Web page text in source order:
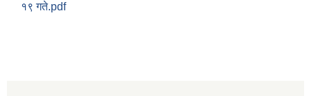
१९ गते.pdf